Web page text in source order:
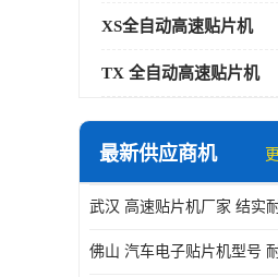
XS全自动高速贴片机
TX 全自动高速贴片机
最新供应商机